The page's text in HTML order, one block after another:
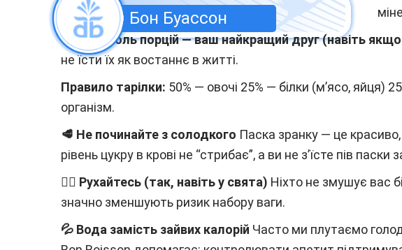
Бон Буассон
🍽 Контроль порцій — ваш найкращий друг (навіть
не їсти їх як востаннє в житті.
Правило тарілки: 50% — овочі 25% — білки (м’ясо, яйця)
організм.
🥩 Не починайте з солодкого Паска зранку — це
рівень цукру в крові не “стрибає”, а ви не з’їсте пів паски
🚶‍♀️ Рухайтесь (так, навіть у свята) Ніхто не змушує вас
значно зменшують ризик набору ваги.
💦 Вода замість зайвих калорій Часто ми плутаємо